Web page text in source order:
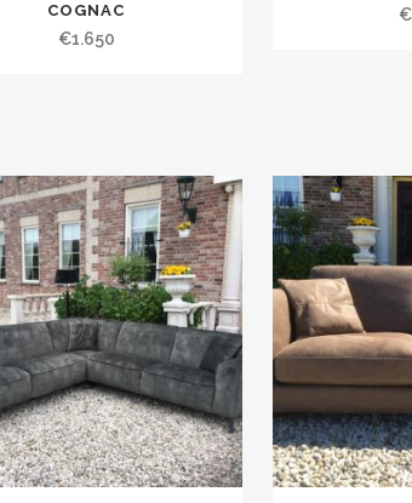
COGNAC
€1.650
€